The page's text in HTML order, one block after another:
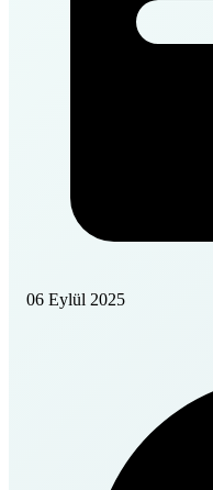
06 Eylül 2025